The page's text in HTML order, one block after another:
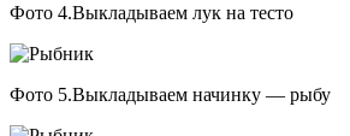
Фото 4.Выкладываем лук на тесто
Фото 5.Выкладываем начинку — рыбу